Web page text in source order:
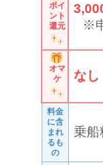
ポイ
ント
還元
※
オマ
ケ
なし
料金
に含
まれ
るも
の
乗船